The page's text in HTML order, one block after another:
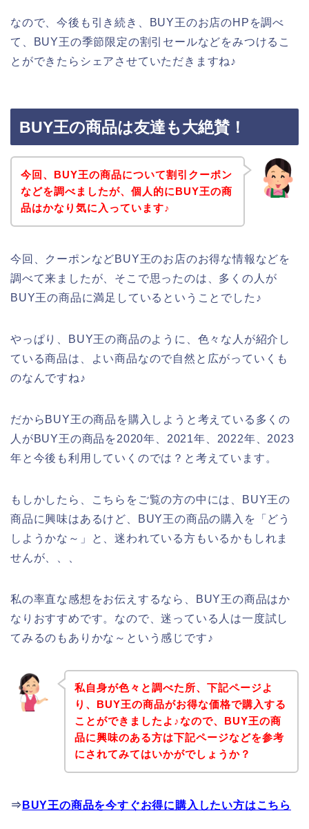
なので、今後も引き続き、BUY王のお店のHPを調べ
て、BUY王の季節限定の割引セールなどをみつけるこ
とができたらシェアさせていただきますね♪
BUY王の商品は友達も大絶賛！
今回、BUY王の商品について割引クーポン
などを調べましたが、個人的にBUY王の商
品はかなり気に入っています♪
今回、クーポンなどBUY王のお店のお得な情報などを
調べて来ましたが、そこで思ったのは、多くの人が
BUY王の商品に満足しているということでした♪
やっぱり、BUY王の商品のように、色々な人が紹介し
ている商品は、よい商品なので自然と広がっていくも
のなんですね♪
だからBUY王の商品を購入しようと考えている多くの
人がBUY王の商品を2020年、2021年、2022年、2023
年と今後も利用していくのでは？と考えています。
もしかしたら、こちらをご覧の方の中には、BUY王の
商品に興味はあるけど、BUY王の商品の購入を「どう
しようかな～」と、迷われている方もいるかもしれま
せんが、、、
私の率直な感想をお伝えするなら、BUY王の商品はか
なりおすすめです。なので、迷っている人は一度試し
てみるのもありかな～という感じです♪
私自身が色々と調べた所、下記ページよ
り、BUY王の商品がお得な価格で購入する
ことができましたよ♪なので、BUY王の商
品に興味のある方は下記ページなどを参考
にされてみてはいかがでしょうか？
⇒ BUY王の商品を今すぐお得に購入したい方はこちら